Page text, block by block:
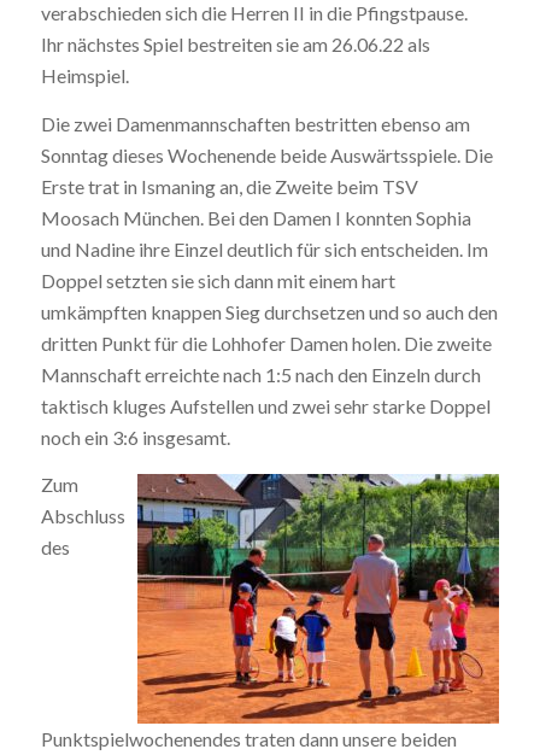
verabschieden sich die Herren II in die Pfingstpause.
Ihr nächstes Spiel bestreiten sie am 26.06.22 als
Heimspiel.
Die zwei Damenmannschaften bestritten ebenso am
Sonntag dieses Wochenende beide Auswärtsspiele. Die
Erste trat in Ismaning an, die Zweite beim TSV
Moosach München. Bei den Damen I konnten Sophia
und Nadine ihre Einzel deutlich für sich entscheiden. Im
Doppel setzten sie sich dann mit einem hart
umkämpften knappen Sieg durchsetzen und so auch den
dritten Punkt für die Lohhofer Damen holen. Die zweite
Mannschaft erreichte nach 1:5 nach den Einzeln durch
taktisch kluges Aufstellen und zwei sehr starke Doppel
noch ein 3:6 insgesamt.
Zum
Abschluss
des
Punktspielwochenendes traten dann unsere beiden